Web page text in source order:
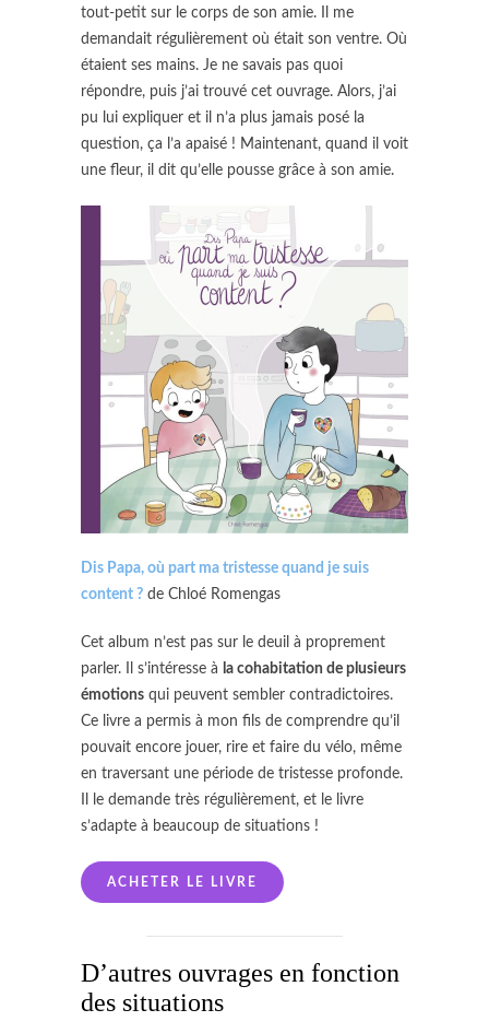
tout-petit sur le corps de son amie. Il me
demandait régulièrement où était son ventre. Où
étaient ses mains. Je ne savais pas quoi
répondre, puis j’ai trouvé cet ouvrage. Alors, j’ai
pu lui expliquer et il n’a plus jamais posé la
question, ça l’a apaisé ! Maintenant, quand il voit
une fleur, il dit qu’elle pousse grâce à son amie.
Dis Papa, où part ma tristesse quand je suis
content ? de Chloé Romengas
Cet album n’est pas sur le deuil à proprement
parler. Il s’intéresse à la cohabitation de plusieurs
émotions qui peuvent sembler contradictoires.
Ce livre a permis à mon fils de comprendre qu’il
pouvait encore jouer, rire et faire du vélo, même
en traversant une période de tristesse profonde.
Il le demande très régulièrement, et le livre
s’adapte à beaucoup de situations !
ACHETER LE LIVRE
D’autres ouvrages en fonction
des situations